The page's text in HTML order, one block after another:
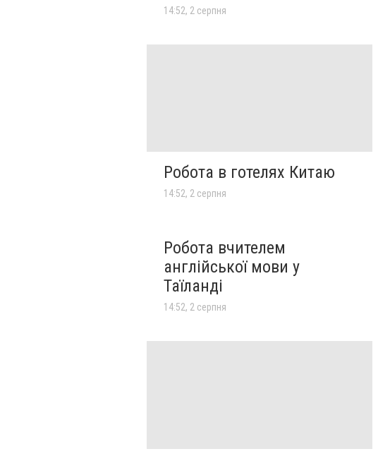
14:52, 2 серпня
Робота в готелях Китаю
14:52, 2 серпня
Робота вчителем
англійської мови у
Таїланді
14:52, 2 серпня